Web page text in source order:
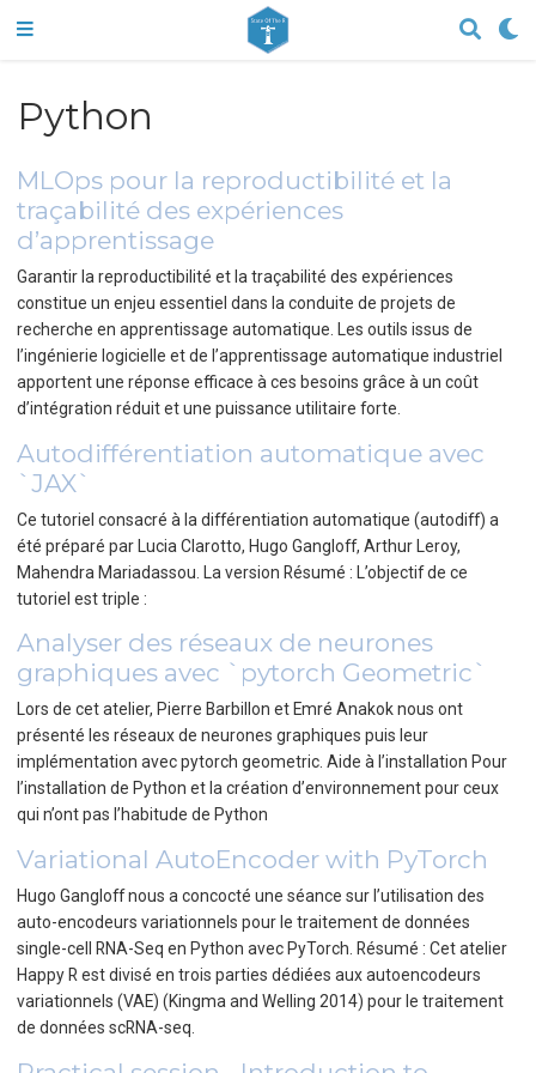
Python
MLOps pour la reproductibilité et la
traçabilité des expériences
d’apprentissage
Garantir la reproductibilité et la traçabilité des expériences
constitue un enjeu essentiel dans la conduite de projets de
recherche en apprentissage automatique. Les outils issus de
l’ingénierie logicielle et de l’apprentissage automatique industriel
apportent une réponse efficace à ces besoins grâce à un coût
d’intégration réduit et une puissance utilitaire forte.
Autodifférentiation automatique avec
`JAX`
Ce tutoriel consacré à la différentiation automatique (autodiff) a
été préparé par Lucia Clarotto, Hugo Gangloff, Arthur Leroy,
Mahendra Mariadassou. La version Résumé : L’objectif de ce
tutoriel est triple :
Analyser des réseaux de neurones
graphiques avec `pytorch Geometric`
Lors de cet atelier, Pierre Barbillon et Emré Anakok nous ont
présenté les réseaux de neurones graphiques puis leur
implémentation avec pytorch geometric. Aide à l’installation Pour
l’installation de Python et la création d’environnement pour ceux
qui n’ont pas l’habitude de Python
Variational AutoEncoder with PyTorch
Hugo Gangloff nous a concocté une séance sur l’utilisation des
auto-encodeurs variationnels pour le traitement de données
single-cell RNA-Seq en Python avec PyTorch. Résumé : Cet atelier
Happy R est divisé en trois parties dédiées aux autoencodeurs
variationnels (VAE) (Kingma and Welling 2014) pour le traitement
de données scRNA-seq.